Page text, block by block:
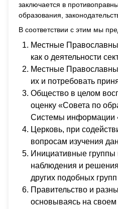
заключается в
образования,
В соответствии с этим мы
Местные
как о деятельности
Местные
их и потребовать
Общество в целом
оценку «Совета по
Системы информации
Церковь, при
вопросам изучения
Инициативные группы
наблюдения и
других подобных
Правительство и
основываясь на своем